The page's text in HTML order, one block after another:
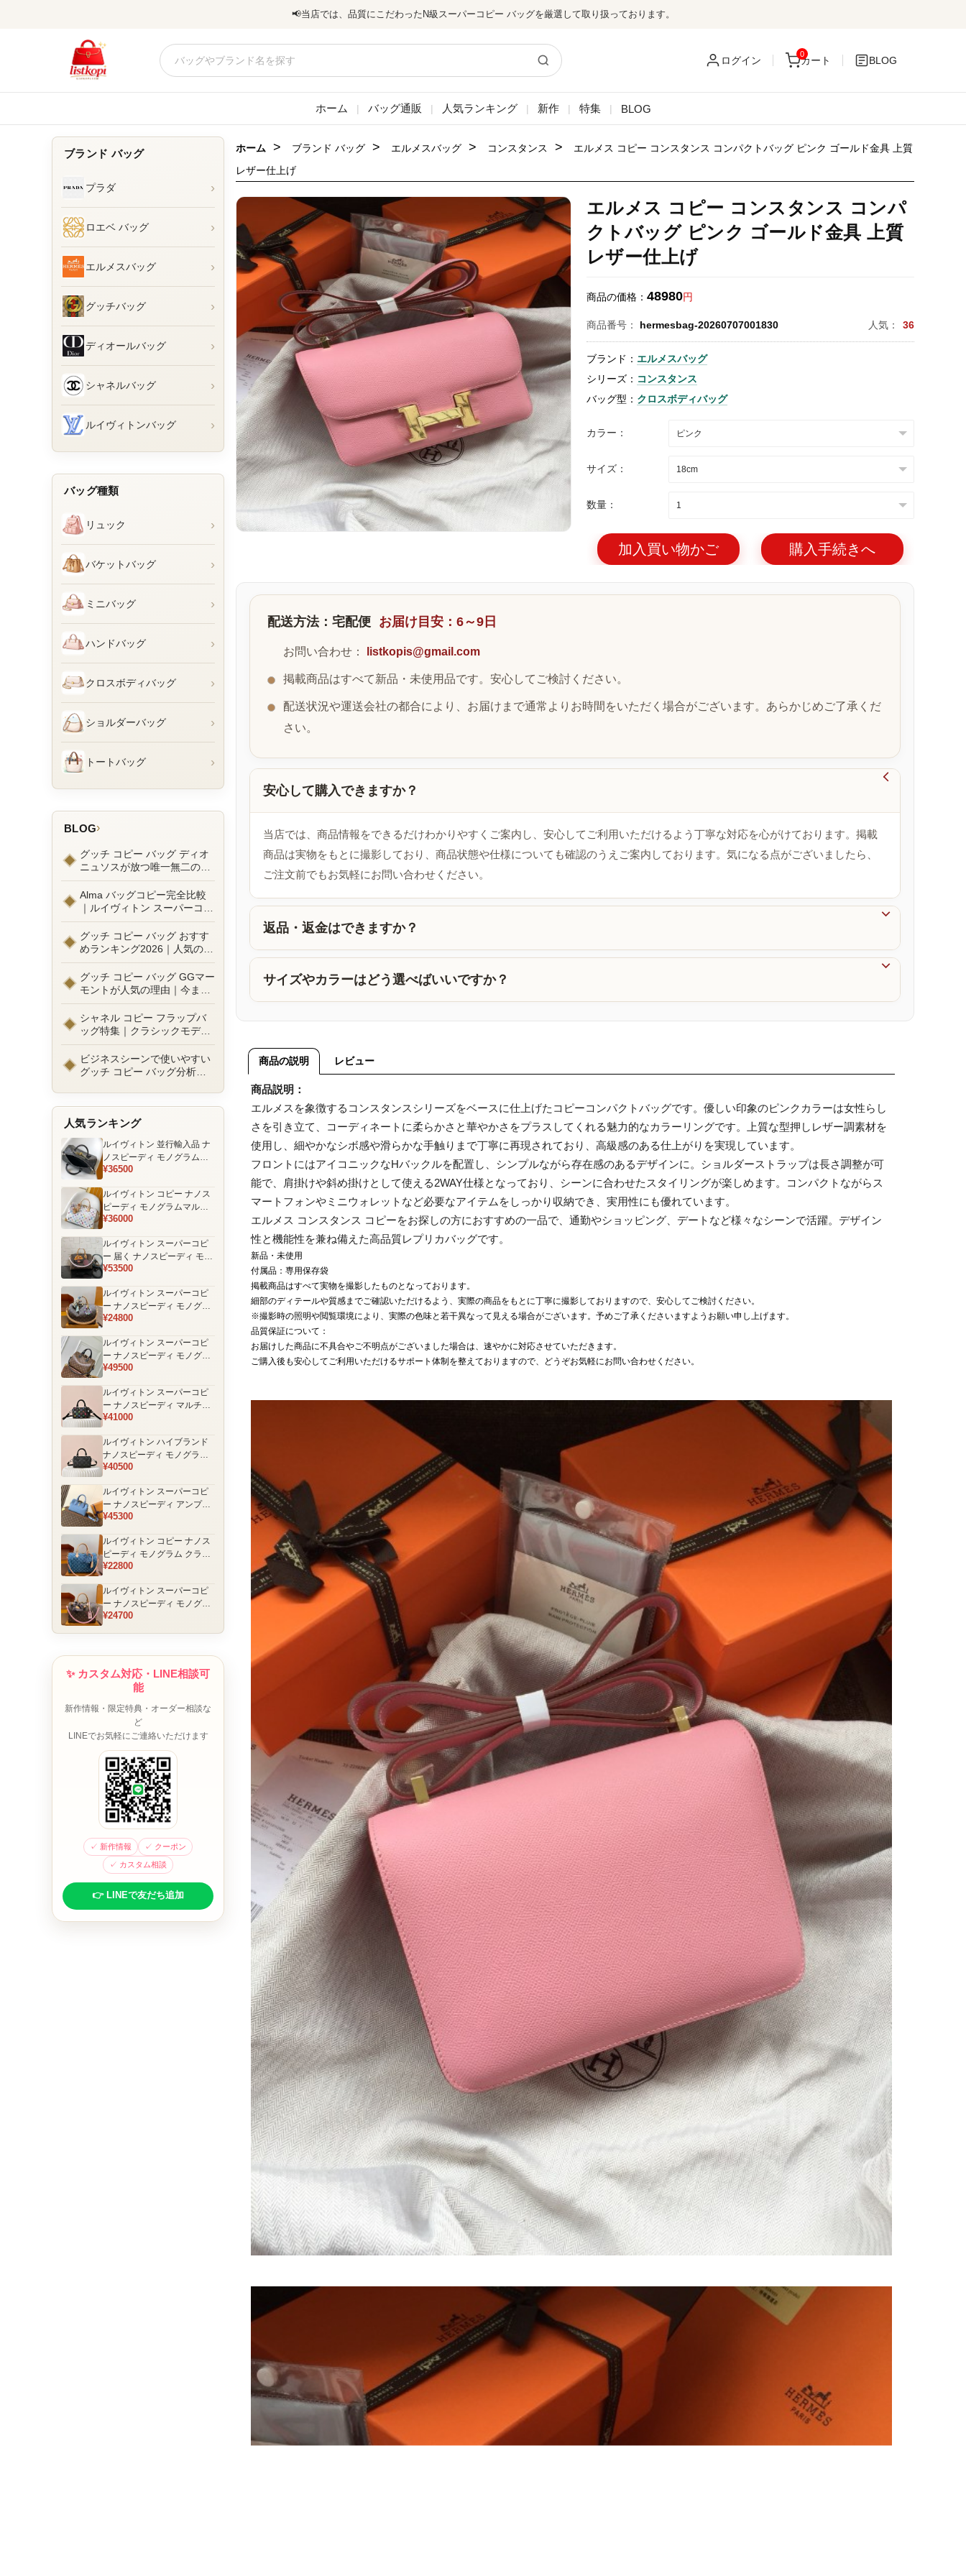
📢当店では、品質にこだわったN級スーパーコピー バッグを厳選して取り扱っております。
ログイン
0
カート BLOG
ホーム | バッグ通販 | 人気ランキング | 新作 | 特集 | BLOG
ブランド バッグ
プラダ ›
ロエベ バッグ ›
エルメスバッグ ›
グッチバッグ ›
ディオールバッグ ›
シャネルバッグ ›
ルイヴィトンバッグ ›
バッグ種類
リュック ›
バケットバッグ ›
ミニバッグ ›
ハンドバッグ ›
クロスボディバッグ ›
ショルダーバッグ ›
トートバッグ ›
BLOG›
グッチ コピー バッグ ディオ
ニュソスが放つ唯一無二の魅
力とは？新作ラインナップ徹
底ガイドとリアルコーデ例
Alma バッグコピー完全比較
｜ルイヴィトン スーパーコピ
ーで叶えるエレガントな日常
グッチ コピー バッグ おすす
めランキング2026｜人気の
GGマーモントから定番モデ
ルまで徹底比較！コピーバッ
グ通販の選び方
グッチ コピー バッグ GGマー
モントが人気の理由｜今また
選ばれる定番ラグジュアリー
バッグとは
シャネル コピー フラップバ
ッグ特集｜クラシックモデル
の魅力と永遠に愛される理由
ビジネスシーンで使いやすい
グッチ コピー バッグ分析｜
人気ランキング
ルイヴィトン 並行輸入品 ナ
ノスピーディ モノグラムエ
クリプス ブラック チェーン
¥36500
ルイヴィトン コピー ナノス
ピーディ モノグラムマルチ
カラー ホワイト ゴールド金
バッグ
¥36000
ルイヴィトン スーパーコピ
ー 届く ナノスピーディ モノ
グラム ポーチ付き ミニボス
品
¥53500
ルイヴィトン スーパーコピ
ー ナノスピーディ モノグラ
ム 編み込みストラップ ミニ
気モデル
¥24800
ルイヴィトン スーパーコピ
ー ナノスピーディ モノグラ
ム ブラックハンドル 2WAY
¥49500
ルイヴィトン スーパーコピ
ー ナノスピーディ マルチカ
ラーモノグラム ミニボスト
ス
¥41000
ルイヴィトン ハイブランド
ナノスピーディ モノグラム
シャドウ 2WAYミニバッグ
¥40500
ルイヴィトン スーパーコピ
ー ナノスピーディ アンプラ
ントレザー ミニボストンバ
すめ
¥45300
ルイヴィトン コピー ナノス
ピーディ モノグラム クラシ
ックデザイン ミニボストン
¥22800
ルイヴィトン スーパーコピ
ー ナノスピーディ モノグラ
ム チャーム装飾 ミニボスト
¥24700
✨ カスタム対応・LINE相談可
能
新作情報・限定特典・オーダー相談な
ど
LINEでお気軽にご連絡いただけます
✓ 新作情報 ✓ クーポン
✓ カスタム相談
👉 LINEで友だち追加
ホーム > ブランド バッグ > エルメスバッグ > コンスタンス >
エルメス コピー コンスタンス コンパクトバッグ ピンク ゴールド金具 上質
レザー仕上げ
エルメス コピー コンスタンス コンパ
クトバッグ ピンク ゴールド金具 上質
レザー仕上げ
商品の価格： 48980円
商品番号： hermesbag-20260707001830 人気： 36
ブランド： エルメスバッグ
シリーズ： コンスタンス
バッグ型： クロスボディバッグ
カラー：
サイズ：
数量：
加入買い物かご 購入手続きへ
配送方法：宅配便 お届け目安：6～9日
お問い合わせ： listkopis@gmail.com
掲載商品はすべて新品・未使用品です。安心してご検討ください。
配送状況や運送会社の都合により、お届けまで通常よりお時間をいただく場合がございます。あらかじめご了承くだ
さい。
安心して購入できますか？

当店では、商品情報をできるだけわかりやすくご案内し、安心してご利用いただけるよう丁寧な対応を心がけております。掲載
商品は実物をもとに撮影しており、商品状態や仕様についても確認のうえご案内しております。気になる点がございましたら、
ご注文前でもお気軽にお問い合わせください。
返品・返金はできますか？

サイズやカラーはどう選べばいいですか？

商品の説明 レビュー
商品説明：
エルメスを象徴するコンスタンスシリーズをベースに仕上げたコピーコンパクトバッグです。優しい印象のピンクカラーは女性らし
さを引き立て、コーディネートに柔らかさと華やかさをプラスしてくれる魅力的なカラーリングです。上質な型押しレザー調素材を
使用し、細やかなシボ感や滑らかな手触りまで丁寧に再現されており、高級感のある仕上がりを実現しています。
フロントにはアイコニックなHバックルを配置し、シンプルながら存在感のあるデザインに。ショルダーストラップは長さ調整が可
能で、肩掛けや斜め掛けとして使える2WAY仕様となっており、シーンに合わせたスタイリングが楽しめます。コンパクトながらス
マートフォンやミニウォレットなど必要なアイテムをしっかり収納でき、実用性にも優れています。
エルメス コンスタンス コピーをお探しの方におすすめの一品で、通勤やショッピング、デートなど様々なシーンで活躍。デザイン
性と機能性を兼ね備えた高品質レプリカバッグです。
新品・未使用
付属品：専用保存袋
掲載商品はすべて実物を撮影したものとなっております。
細部のディテールや質感までご確認いただけるよう、実際の商品をもとに丁寧に撮影しておりますので、安心してご検討ください。
※撮影時の照明や閲覧環境により、実際の色味と若干異なって見える場合がございます。予めご了承くださいますようお願い申し上げます。
品質保証について：
お届けした商品に不具合やご不明点がございました場合は、速やかに対応させていただきます。
ご購入後も安心してご利用いただけるサポート体制を整えておりますので、どうぞお気軽にお問い合わせください。